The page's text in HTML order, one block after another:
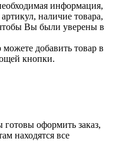
информация,
наличие товара,
Вы были уверены в
добавить товар в
кнопки.
оформить заказ,
находятся все